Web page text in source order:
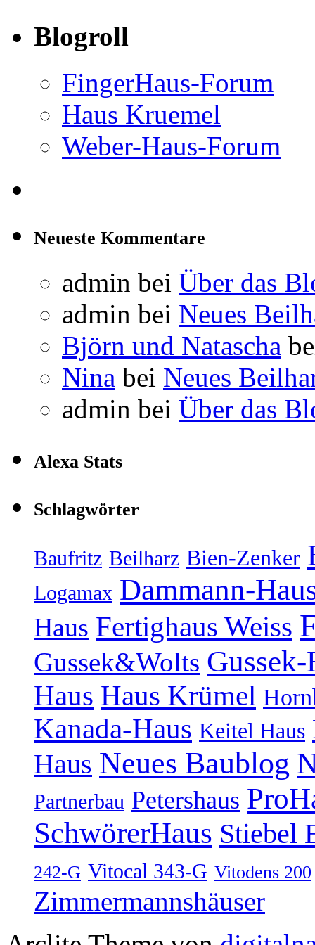
Blogroll
FingerHaus-Forum
Haus Kruemel
Weber-Haus-Forum
Neueste Kommentare
admin bei Über das
admin bei Neues
Björn und Natascha
Nina bei Neues
admin bei Über das
Alexa Stats
Schlagwörter
Baufritz Beilharz Bien-Zenker
Logamax Dammann-
Haus Fertighaus Weiss
Gussek&Wolts Gussek-
Haus Haus Krümel
Kanada-Haus Keitel Haus
Haus Neues Baublog
Partnerbau Petershaus
SchwörerHaus Stiebel
242-G Vitocal 343-G Vitodens 200
Zimmermannshäuser